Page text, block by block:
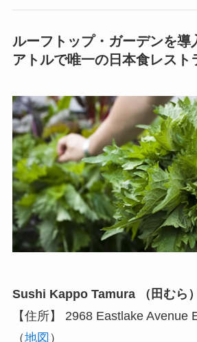
ルーフトップ・ガーデンを導
アトルで唯一の日本食レスト
Sushi Kappo Tamura （田むら）
【住所】 2968 Eastlake Avenue
（地図 ）